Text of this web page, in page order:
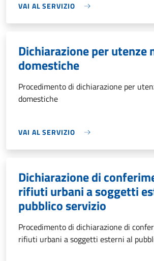
VAI AL SERVIZIO
Dichiarazione per utenze
domestiche
Procedimento di dichiarazione per
domestiche
VAI AL SERVIZIO
Dichiarazione di
rifiuti urbani a soggetti
pubblico servizio
Procedimento di dichiarazione di
rifiuti urbani a soggetti esterni al